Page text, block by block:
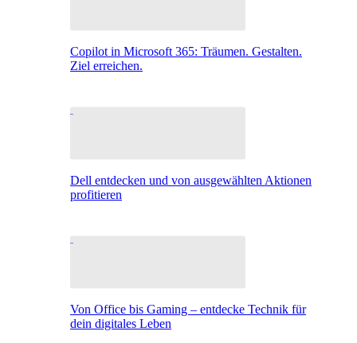
Copilot in Microsoft 365: Träumen. Gestalten.
Ziel erreichen.
Dell entdecken und von ausgewählten Aktionen
profitieren
Von Office bis Gaming – entdecke Technik für
dein digitales Leben